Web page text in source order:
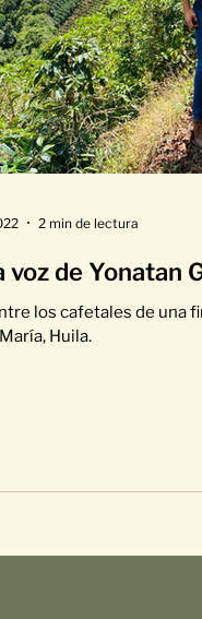
voz de Yonatan
los cafetales de una
Huila.
2 min de lectura